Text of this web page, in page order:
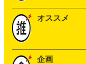
オススメ
企画